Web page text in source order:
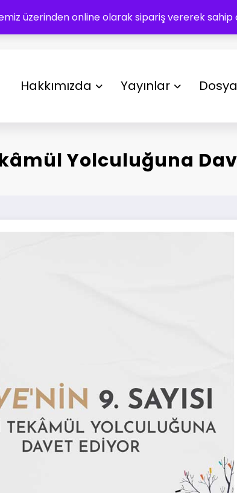
üzerinden online olarak sipariş vererek sahip
Hakkımızda Yayınlar Dosya
Yolculuğuna